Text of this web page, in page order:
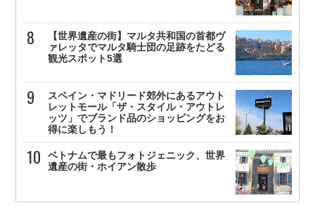
【世界遺産の街】マルタ共和国の首都ヴ
ァレッタでマルタ騎士団の足跡をたどる
観光スポット5選
スペイン・マドリード郊外にあるアウト
レットモール「ザ・スタイル・アウトレ
ッツ」でブランド品のショッピングをお
得に楽しもう！
ベトナムで最もフォトジェニック、世界
遺産の街・ホイアン散歩